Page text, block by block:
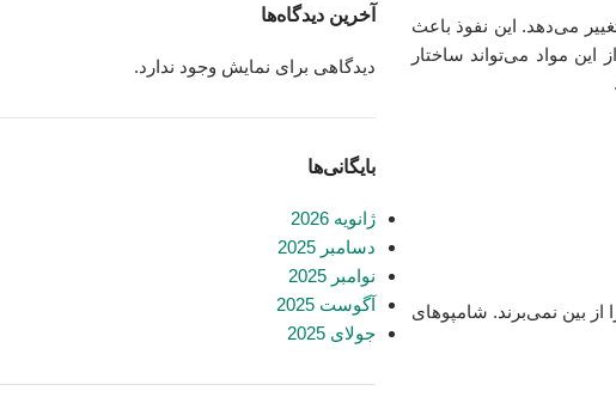
می‌دهد. این نفوذ باعث
مواد می‌تواند ساختار
بین نمی‌برند. شامپوهای
آخرین دیدگاه‌ها
دیدگاهی برای نمایش وجود ندارد.
بایگانی‌ها
ژانویه 2026
دسامبر 2025
نوامبر 2025
آگوست 2025
جولای 2025